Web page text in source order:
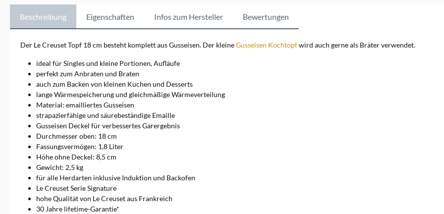
Jahrzehnten bekannt.
Zusätzlich bietet Le Creuset
sehr gute Töpfe aus Edelstahl
und Aluminium, Küchen-
Keramik und Kochutensilien
an. Sie alle erfüllen besonders
Beschreibung Eigenschaften Infos zum Hersteller Bewertungen
Der Le Creuset Topf 18 cm besteht komplett aus Gusseisen. Der kleineGusseisen Kochtopfwird auch gerne als Bräter verwendet.
ideal für Singles und kleine Portionen, Aufläufe
perfekt zum Anbraten und Braten
auch zum Backen von kleinen Kuchen und Desserts
lange Wärmespeicherung und gleichmäßige Wärmeverteilung
Material: emailliertes Gusseisen
strapazierfähige und säurebeständige Emaille
Gusseisen Deckel für verbessertes Garergebnis
Durchmesser oben: 18 cm
Fassungsvermögen: 1,8 Liter
Höhe ohne Deckel: 8,5 cm
Gewicht: 2,5 kg
für alle Herdarten inklusive Induktion und Backofen
Le Creuset Serie Signature
hohe Qualität von Le Creuset aus Frankreich
30 Jahre lifetime-Garantie*